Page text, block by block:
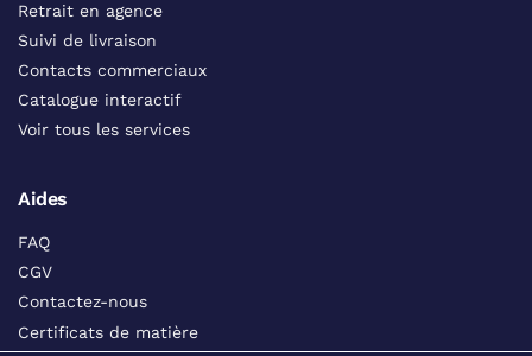
Retrait en agence
Suivi de livraison
Contacts commerciaux
Catalogue interactif
Voir tous les services
Aides
FAQ
CGV
Contactez-nous
Certificats de matière